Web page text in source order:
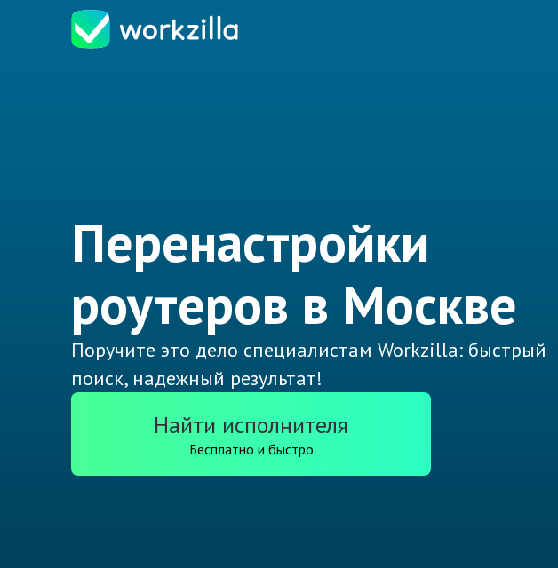
Перенастройки
роутеров в Москве
Поручите это дело специалистам Workzilla: быстрый
поиск, надежный результат!
Найти исполнителя
Бесплатно и быстро